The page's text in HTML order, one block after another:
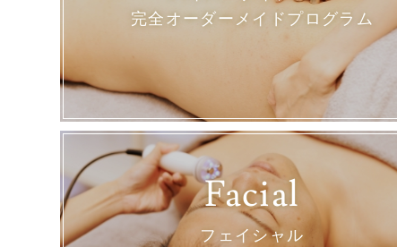
完全オーダーメイドプログラム
Facial
フェイシャル